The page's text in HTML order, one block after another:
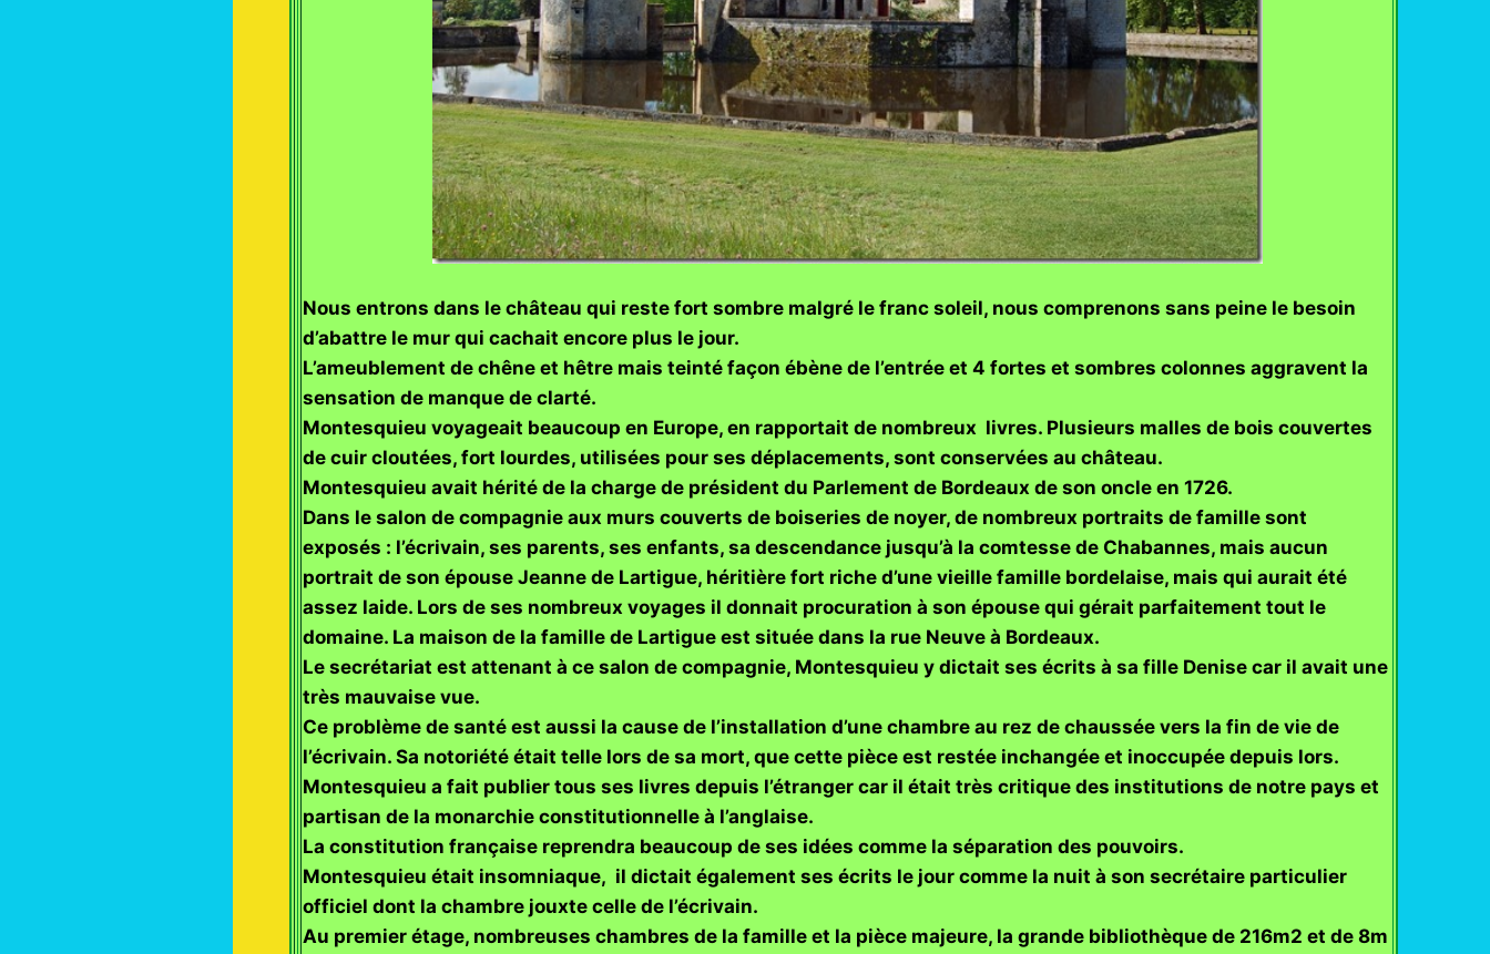
Nous entrons dans le château qui reste fort sombre malgré le franc soleil, nous comprenons sans peine le besoin
d’abattre le mur qui cachait encore plus le jour.
L’ameublement de chêne et hêtre mais teinté façon ébène de l’entrée et 4 fortes et sombres colonnes aggravent la
sensation de manque de clarté.
Montesquieu voyageait beaucoup en Europe, en rapportait de nombreux livres. Plusieurs malles de bois couvertes
de cuir cloutées, fort lourdes, utilisées pour ses déplacements, sont conservées au château.
Montesquieu avait hérité de la charge de président du Parlement de Bordeaux de son oncle en 1726.
Dans le salon de compagnie aux murs couverts de boiseries de noyer, de nombreux portraits de famille sont
exposés : l’écrivain, ses parents, ses enfants, sa descendance jusqu’à la comtesse de Chabannes, mais aucun
portrait de son épouse Jeanne de Lartigue, héritière fort riche d’une vieille famille bordelaise, mais qui aurait été
assez laide. Lors de ses nombreux voyages il donnait procuration à son épouse qui gérait parfaitement tout le
domaine. La maison de la famille de Lartigue est située dans la rue Neuve à Bordeaux.
Le secrétariat est attenant à ce salon de compagnie, Montesquieu y dictait ses écrits à sa fille Denise car il avait une
très mauvaise vue.
Ce problème de santé est aussi la cause de l’installation d’une chambre au rez de chaussée vers la fin de vie de
l’écrivain. Sa notoriété était telle lors de sa mort, que cette pièce est restée inchangée et inoccupée depuis lors.
Montesquieu a fait publier tous ses livres depuis l’étranger car il était très critique des institutions de notre pays et
partisan de la monarchie constitutionnelle à l’anglaise.
La constitution française reprendra beaucoup de ses idées comme la séparation des pouvoirs.
Montesquieu était insomniaque, il dictait également ses écrits le jour comme la nuit à son secrétaire particulier
officiel dont la chambre jouxte celle de l’écrivain.
Au premier étage, nombreuses chambres de la famille et la pièce majeure, la grande bibliothèque de 216m2 et de 8m